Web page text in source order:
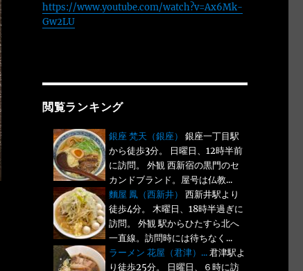
https://www.youtube.com/watch?v=Ax6Mk-
Gw2LU
閲覧ランキング
銀座 梵天（銀座）
銀座一丁目駅
から徒歩3分。 日曜日、12時半前
に訪問。 外観 西新宿の黒門のセ
カンドブランド。屋号は仏教...
麵屋 鳳（西新井）
西新井駅より
徒歩4分。 木曜日、18時半過ぎに
訪問。 外観 駅からひたすら北へ
一直線。訪問時には待ちなく...
ラーメン 花屋（君津）...君津駅よ
り徒歩25分。 日曜日、６時に訪